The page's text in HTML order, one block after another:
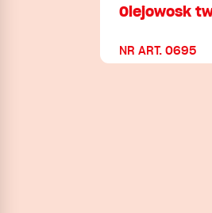
Olejowosk
NR ART. 0695